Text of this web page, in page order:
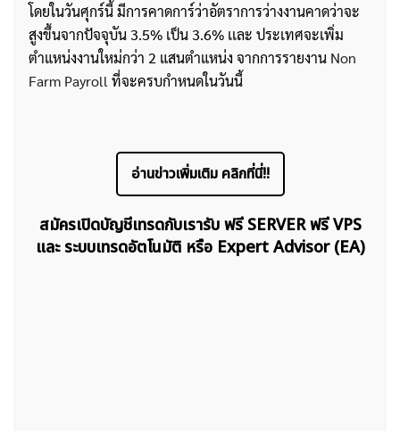
โดยในวันศุกร์นี้ มีการคาดการ์ว่าอัตราการว่างงานคาดว่าจะ
สูงขึ้นจากปัจจุบัน 3.5% เป็น 3.6% เเละ ประเทศจะเพิ่ม
ตำแหน่งงานใหม่กว่า 2 แสนตำแหน่ง จากการรายงาน Non
Farm Payrollที่จะครบกำหนดในวันนี้
อ่านข่าวเพิ่มเติม คลิกที่นี่!!
สมัครเปิดบัญชีเทรดกับเรารับ ฟรี SERVER ฟรี VPS
และ ระบบเทรดอัตโนมัติ หรือ Expert Advisor (EA)